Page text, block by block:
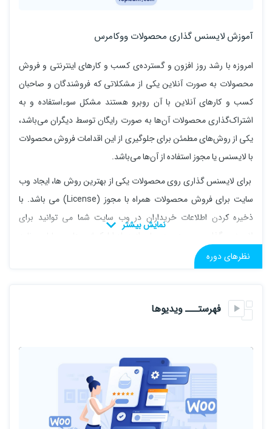
آموزش لایسنس گذاری محصولات ووکامرس
امروزه با رشد روز افزون و گسترده‌ی کسب و کارهای اینترنتی و فروش
محصولات به صورت آنلاین یکی از مشکلاتی که فروشندگان و صاحبان
کسب و کارهای آنلاین با آن روبرو هستند مشکل سوءاستفاده و به
اشتراک‌گذاری محصولات آن‌ها به صورت رایگان توسط دیگران می‌باشد،
یکی از روش‌‌های مطمئن برای جلوگیری از این اقدامات فروش محصولات
با لایسنس یا مجوز استفاده از آن‌ها می‌باشد.
برای لایسنس گذاری روی محصولات یکی از بهترین روش ها، ایجاد وب
سایت برای فروش محصولات همراه با مجوز (License) می باشد. با
ذخیره کردن اطلاعات خریداران در وب سایت شما می توانید برای
های ویندوزی، قالب و افزونه های وردپرسی و... اقدام کنید.
ممکن است که شما برنامه نویس موبایل و یا ویندوز باشید و نتوانید به
تان برای فروش مجوز محصولات سایت وردپرسی را انتخاب کند. در این
صورت شما نیاز دارید که به کمک وردپرس محصولاتتان را عرضه و
اکثر فروشگاه های وردپرسی که در حوزه فروش محصولات دانلودی،
نظرهای دوره
فهرستـــ ویدیوها